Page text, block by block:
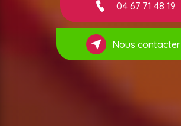
04 67 71 48 19
Nous contacter